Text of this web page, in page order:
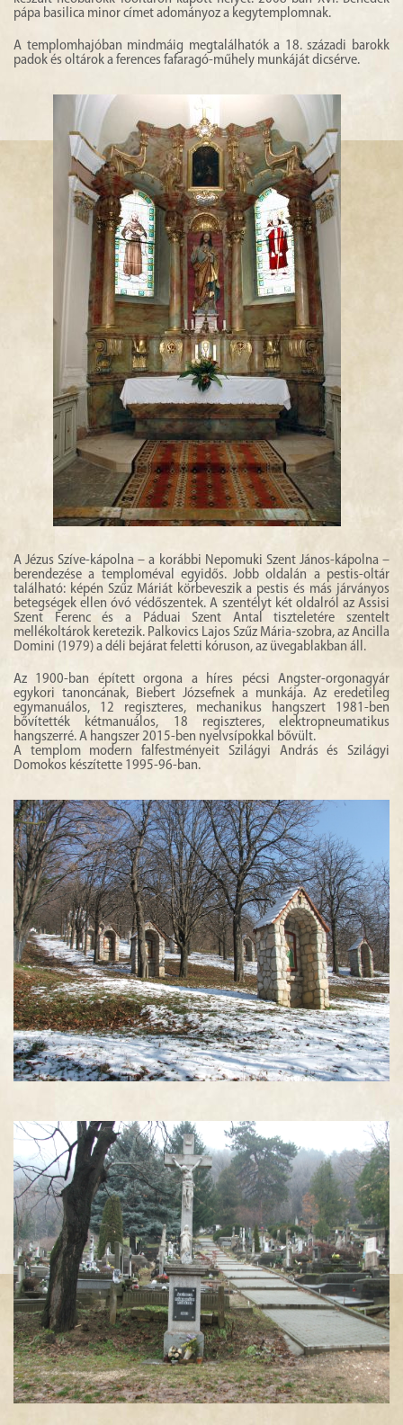
pápa basilica minor címet adományoz a kegytemplomnak.
A templomhajóban mindmáig megtalálhatók a 18. századi barokk
padok és oltárok a ferences fafaragó-műhely munkáját dicsérve.
A Jézus Szíve-kápolna – a korábbi Nepomuki Szent János-kápolna –
berendezése a temploméval egyidős. Jobb oldalán a pestis-oltár
található: képén Szűz Máriát körbeveszik a pestis és más járványos
betegségek ellen óvó védőszentek. A szentélyt két oldalról az Assisi
Szent Ferenc és a Páduai Szent Antal tiszteletére szentelt
mellékoltárok keretezik. Palkovics Lajos Szűz Mária-szobra, az Ancilla
Domini (1979) a déli bejárat feletti kóruson, az üvegablakban áll.
Az 1900-ban épített orgona a híres pécsi Angster-orgonagyár
egykori tanoncának, Biebert Józsefnek a munkája. Az eredetileg
egymanuálos, 12 regiszteres, mechanikus hangszert 1981-ben
bővítették kétmanuálos, 18 regiszteres, elektropneumatikus
hangszerré. A hangszer 2015-ben nyelvsípokkal bővült.
A templom modern falfestményeit Szilágyi András és Szilágyi
Domokos készítette 1995-96-ban.